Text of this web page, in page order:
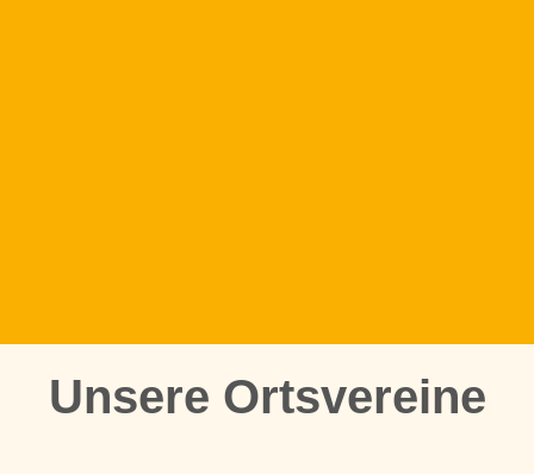
Unsere Ortsvereine